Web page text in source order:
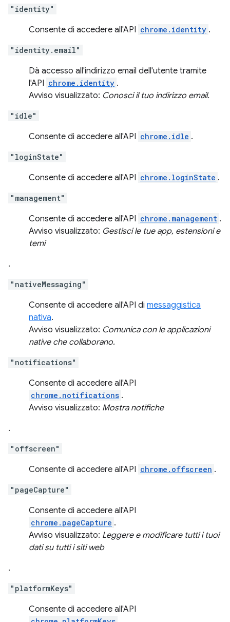
"identity"
Consente di accedere all'API chrome.identity .
"identity.email"
Dà accesso all'indirizzo email dell'utente tramite
l'API chrome.identity .
Avviso visualizzato: Conosci il tuo indirizzo email.
"idle"
Consente di accedere all'API chrome.idle .
"loginState"
Consente di accedere all'API chrome.loginState .
"management"
Consente di accedere all'API chrome.management .
Avviso visualizzato: Gestisci le tue app, estensioni e
temi
.
"nativeMessaging"
Consente di accedere all'API di messaggistica
nativa.
Avviso visualizzato: Comunica con le applicazioni
native che collaborano.
"notifications"
Consente di accedere all'API
chrome.notifications .
Avviso visualizzato: Mostra notifiche
.
"offscreen"
Consente di accedere all'API chrome.offscreen .
"pageCapture"
Consente di accedere all'API
chrome.pageCapture .
Avviso visualizzato: Leggere e modificare tutti i tuoi
dati su tutti i siti web
.
"platformKeys"
Consente di accedere all'API